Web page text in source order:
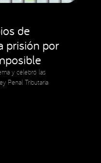
de
prisión por
y celebró las
Penal Tributaria